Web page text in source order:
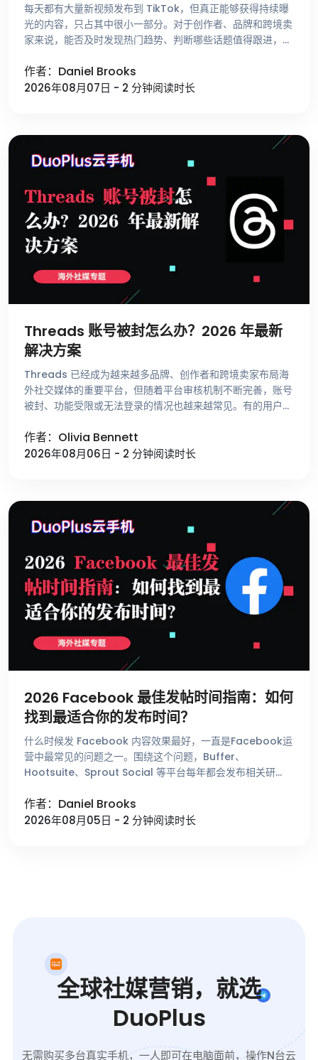
每天都有大量新视频发布到 TikTok，但真正能够获得持续曝
光的内容，只占其中很小一部分。对于创作者、品牌和跨境卖
家来说，能否及时发现热门趋势、判断哪些话题值得跟进，比
赖刷 For …
作者：Daniel Brooks
2026年08月07日 - 2 分钟阅读时长
Threads 账号被封怎么办？2026 年最新
解决方案
Threads 已经成为越来越多品牌、创作者和跨境卖家布局海
外社交媒体的重要平台，但随着平台审核机制不断完善，账号
被封、功能受限或无法登录的情况也越来越常见。有的用户刚
法发帖，还有一些用 …
作者：Olivia Bennett
2026年08月06日 - 2 分钟阅读时长
2026 Facebook 最佳发帖时间指南：如何
找到最适合你的发布时间？
什么时候发 Facebook 内容效果最好，一直是Facebook运
营中最常见的问题之一。围绕这个问题，Buffer、
Hootsuite、Sprout Social 等平台每年都会发布相关研
作者：Daniel Brooks
2026年08月05日 - 2 分钟阅读时长
全球社媒营销，就选
DuoPlus
无需购买多台真实手机，一人即可在电脑面前，操作N台云